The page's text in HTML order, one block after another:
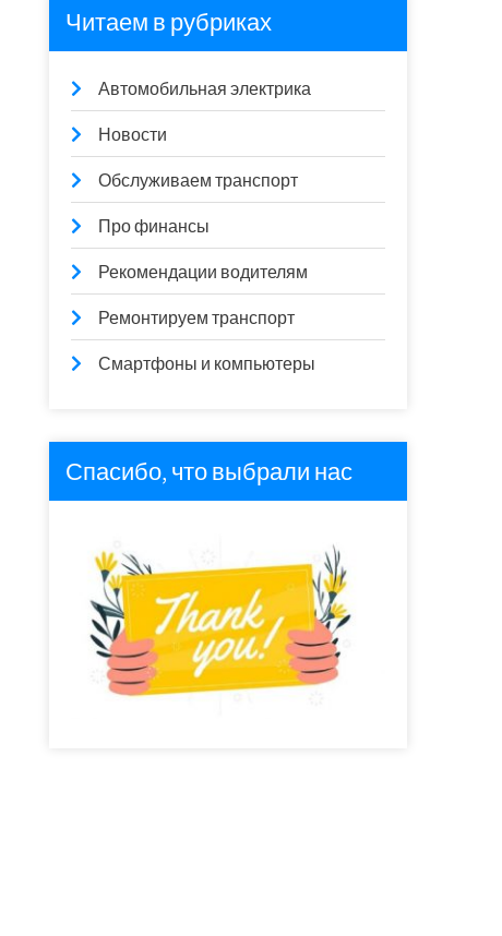
Читаем в рубриках
Автомобильная электрика
Новости
Обслуживаем транспорт
Про финансы
Рекомендации водителям
Ремонтируем транспорт
Смартфоны и компьютеры
Спасибо, что выбрали нас